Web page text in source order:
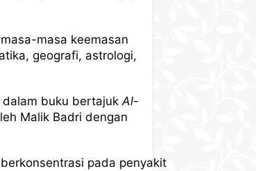
masa keemasan
geografi, astrologi,
dalam buku bertajukAl-
Malik Badri dengan
pada penyakit